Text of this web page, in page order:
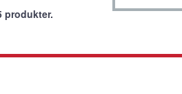
produkter.